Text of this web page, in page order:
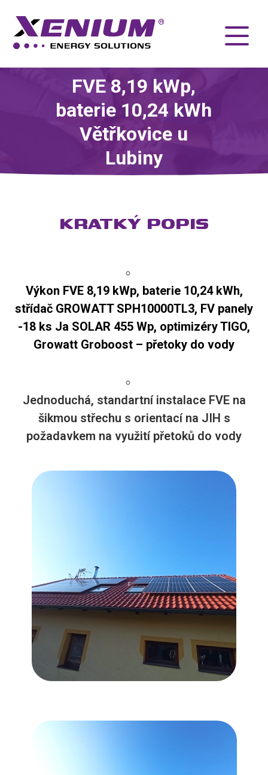
FVE 8,19 kWp,
baterie 10,24 kWh
Větřkovice u
Lubiny
KRATKÝ POPIS
Výkon FVE 8,19 kWp, baterie 10,24 kWh,
střídač GROWATT SPH10000TL3, FV panely
-18 ks Ja SOLAR 455 Wp, optimizéry TIGO,
Growatt Groboost – přetoky do vody
Jednoduchá, standartní instalace FVE na
šikmou střechu s orientací na JIH s
požadavkem na využití přetoků do vody